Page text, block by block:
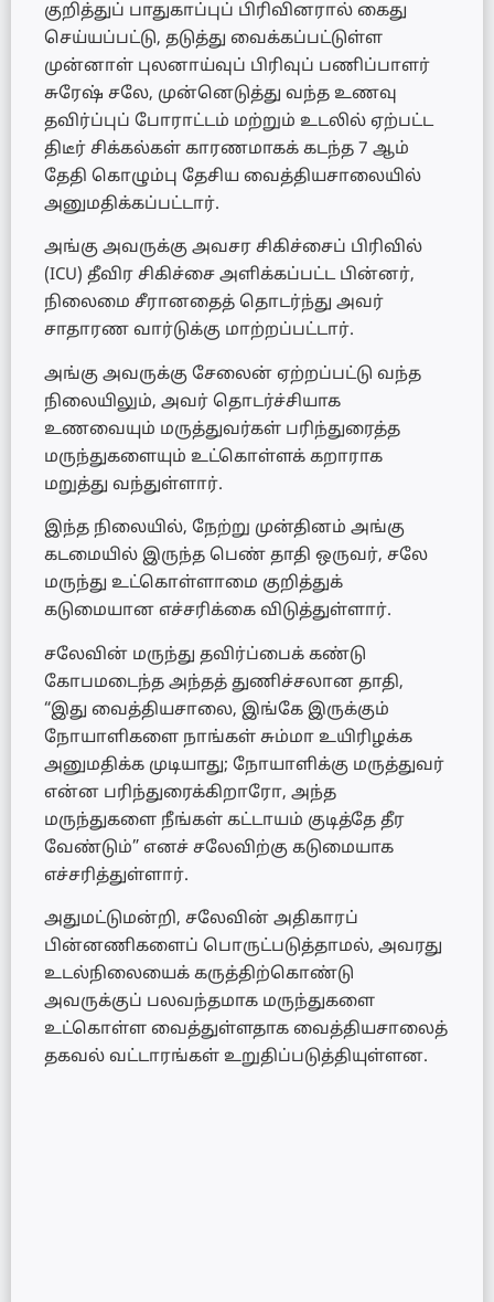
குறித்துப் பாதுகாப்புப் பிரிவினரால் கைது
செய்யப்பட்டு, தடுத்து வைக்கப்பட்டுள்ள
முன்னாள் புலனாய்வுப் பிரிவுப் பணிப்பாளர்
சுரேஷ் சலே, முன்னெடுத்து வந்த உணவு
தவிர்ப்புப் போராட்டம் மற்றும் உடலில் ஏற்பட்ட
திடீர் சிக்கல்கள் காரணமாகக் கடந்த 7 ஆம்
தேதி கொழும்பு தேசிய வைத்தியசாலையில்
அனுமதிக்கப்பட்டார்.
அங்கு அவருக்கு அவசர சிகிச்சைப் பிரிவில்
(ICU) தீவிர சிகிச்சை அளிக்கப்பட்ட பின்னர்,
நிலைமை சீரானதைத் தொடர்ந்து அவர்
சாதாரண வார்டுக்கு மாற்றப்பட்டார்.
அங்கு அவருக்கு சேலைன் ஏற்றப்பட்டு வந்த
நிலையிலும், அவர் தொடர்ச்சியாக
உணவையும் மருத்துவர்கள் பரிந்துரைத்த
மருந்துகளையும் உட்கொள்ளக் கறாராக
மறுத்து வந்துள்ளார்.
இந்த நிலையில், நேற்று முன்தினம் அங்கு
கடமையில் இருந்த பெண் தாதி ஒருவர், சலே
மருந்து உட்கொள்ளாமை குறித்துக்
கடுமையான எச்சரிக்கை விடுத்துள்ளார்.
சலேவின் மருந்து தவிர்ப்பைக் கண்டு
கோபமடைந்த அந்தத் துணிச்சலான தாதி,
“இது வைத்தியசாலை, இங்கே இருக்கும்
நோயாளிகளை நாங்கள் சும்மா உயிரிழக்க
அனுமதிக்க முடியாது; நோயாளிக்கு மருத்துவர்
என்ன பரிந்துரைக்கிறாரோ, அந்த
மருந்துகளை நீங்கள் கட்டாயம் குடித்தே தீர
வேண்டும்” எனச் சலேவிற்கு கடுமையாக
எச்சரித்துள்ளார்.
அதுமட்டுமன்றி, சலேவின் அதிகாரப்
பின்னணிகளைப் பொருட்படுத்தாமல், அவரது
உடல்நிலையைக் கருத்திற்கொண்டு
அவருக்குப் பலவந்தமாக மருந்துகளை
உட்கொள்ள வைத்துள்ளதாக வைத்தியசாலைத்
தகவல் வட்டாரங்கள் உறுதிப்படுத்தியுள்ளன.